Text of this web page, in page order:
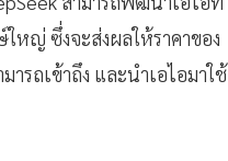
หญ่ ซึ่งจะส่งผลให้ราคาของ
รถเข้าถึง และนำเอไอมาใช้